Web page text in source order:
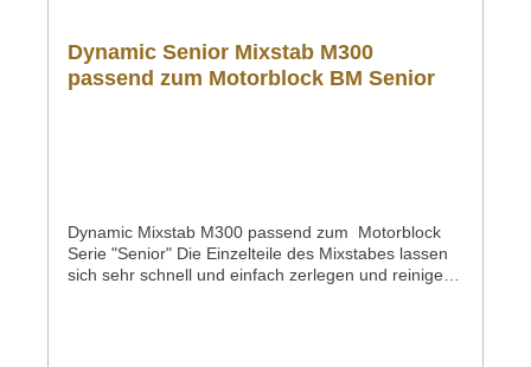
Dynamic Senior Mixstab M300
passend zum Motorblock BM Senior
Dynamic Mixstab M300 passend zum Motorblock
Serie "Senior" Die Einzelteile des Mixstabes lassen
sich sehr schnell und einfach zerlegen und reinigen.